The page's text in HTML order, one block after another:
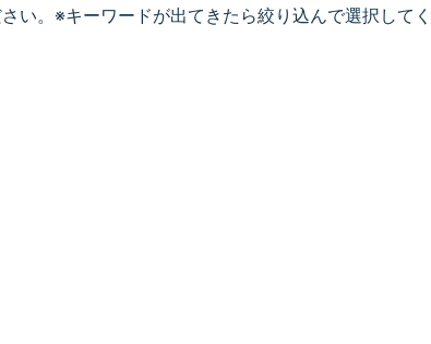
い。※キーワードが出てきたら絞り込んで選択してく